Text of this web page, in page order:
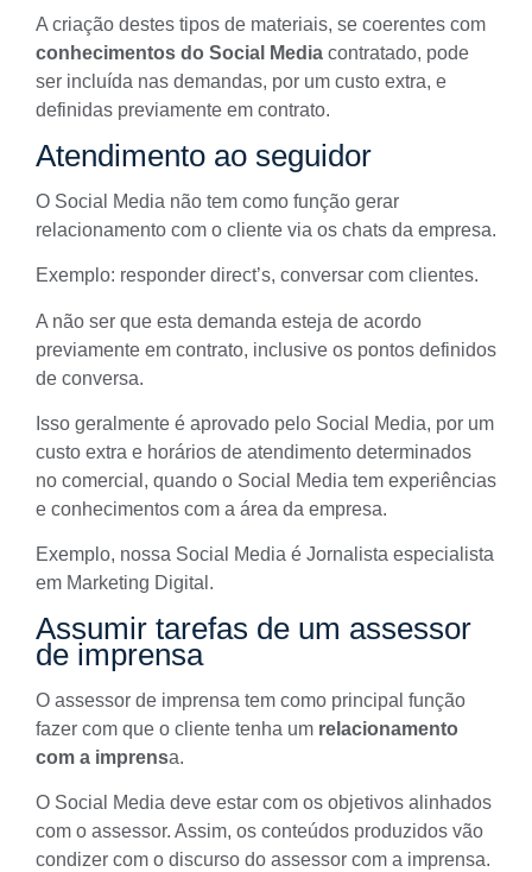
A criação destes tipos de materiais, se coerentes com
conhecimentos do Social Media contratado, pode
ser incluída nas demandas, por um custo extra, e
definidas previamente em contrato.
Atendimento ao seguidor
O Social Media não tem como função gerar
relacionamento com o cliente via os chats da empresa.
Exemplo: responder direct’s, conversar com clientes.
A não ser que esta demanda esteja de acordo
previamente em contrato, inclusive os pontos definidos
de conversa.
Isso geralmente é aprovado pelo Social Media, por um
custo extra e horários de atendimento determinados
no comercial, quando o Social Media tem experiências
e conhecimentos com a área da empresa.
Exemplo, nossa Social Media é Jornalista especialista
em Marketing Digital.
Assumir tarefas de um assessor
de imprensa
O assessor de imprensa tem como principal função
fazer com que o cliente tenha um relacionamento
com a imprensa.
O Social Media deve estar com os objetivos alinhados
com o assessor. Assim, os conteúdos produzidos vão
condizer com o discurso do assessor com a imprensa.